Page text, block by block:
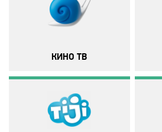
History
Hollywood
ICTV
КИНО ТВ